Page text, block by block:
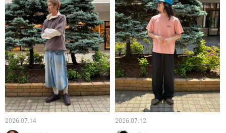
2026.07.14 2026.07.12